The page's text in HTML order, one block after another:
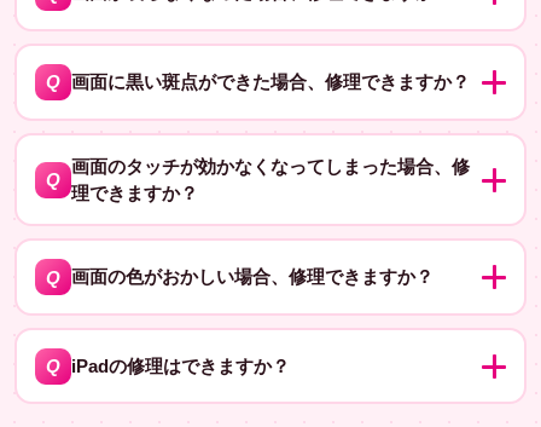
い合わせください。
A はい、原因を調べて修理可能かどうかを確認します。原
因としては、液晶画面の故障、内部基盤の故障、配線の
にかかる時間と費用は原因によって異なりますが、おお
よそ数万円程度かかる場合があります。
Q 画面に黒い斑点ができた場合、修理できますか？
A はい、原因を調べて修理可能かどうかを確認します。黒
い斑点の原因は、液晶パネルの故障や内部基盤の故障な
どが考えられます。修理にかかる時間と費用は原因によ
って異なりますが、おおよそ数万円程度かかる場合があ
Q
画面のタッチが効かなくなってしまった場合、修
理できますか？
A はい、原因を調べて修理可能かどうかを確認します。タ
ッチが効かなくなる原因としては、液晶画面の故障やデ
修理にかかる時間と費用は原因によって異なりますが、
おおよそ数万円程度かかる場合があります。
Q 画面の色がおかしい場合、修理できますか？
A はい、原因を調べて修理可能かどうかを確認します。画
面の色がおかしい原因としては、液晶パネルの故障や内
Q iPadの修理はできますか？